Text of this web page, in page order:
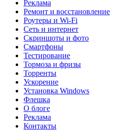
Реклама
Ремонт и восстановление
Роутеры и Wi-Fi
Сеть и интернет
Скриншоты и фото
Смартфоны
Тестирование
Тормоза и фризы
Торренты
Ускорение
Установка Windows
Флешка
О блоге
Реклама
Контакты